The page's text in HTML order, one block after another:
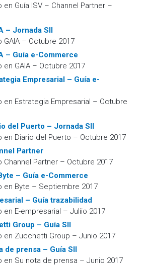
Guía ISV – Channel Partner –
– Jornada SII
– Octubre 2017
– Guía e-Commerce
GAIA – Octubre 2017
Empresarial – Guía e-
Estrategia Empresarial – Octubre
del Puerto – Jornada SII
Diario del Puerto – Octubre 2017
Partner
Partner – Octubre 2017
– Guía e-Commerce
en Byte – Septiembre 2017
– Guía trazabilidad
E-empresarial – Juliio 2017
Group – Guía SII
en Zucchetti Group – Junio 2017
de prensa – Guía SII
en Su nota de prensa – Junio 2017